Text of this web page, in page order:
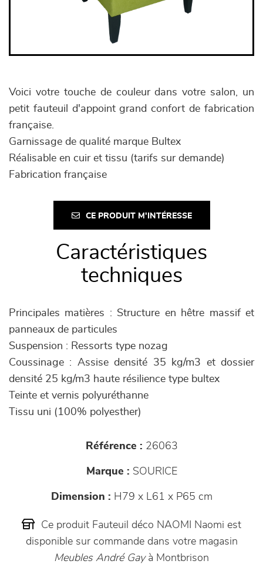
Voici votre touche de couleur dans votre salon, un
petit fauteuil d'appoint grand confort de fabrication
française.
Garnissage de qualité marque Bultex
Réalisable en cuir et tissu (tarifs sur demande)
Fabrication française
CE PRODUIT M'INTÉRESSE
Caractéristiques
techniques
Principales matières : Structure en hêtre massif et
panneaux de particules
Suspension : Ressorts type nozag
Coussinage : Assise densité 35 kg/m3 et dossier
densité 25 kg/m3 haute résilience type bultex
Teinte et vernis polyuréthanne
Tissu uni (100% polyesther)
Référence : 26063
Marque : SOURICE
Dimension : H79 x L61 x P65 cm
Ce produit Fauteuil déco NAOMI Naomi est
disponible sur commande dans votre magasin
Meubles André Gayà Montbrison